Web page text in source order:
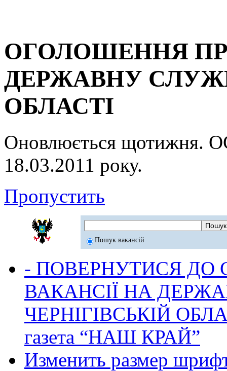
ОГОЛОШЕННЯ
ДЕРЖАВНУ
ОБЛАСТІ
Оновлюється
18.03.2011 року.
Пропустить
Пошук вакансій
- ПОВЕРНУТИСЯ ДО
ВАКАНСІЇ НА
ЧЕРНІГІВСЬКІЙ
газета “НАШ КРАЙ”
Изменить размер